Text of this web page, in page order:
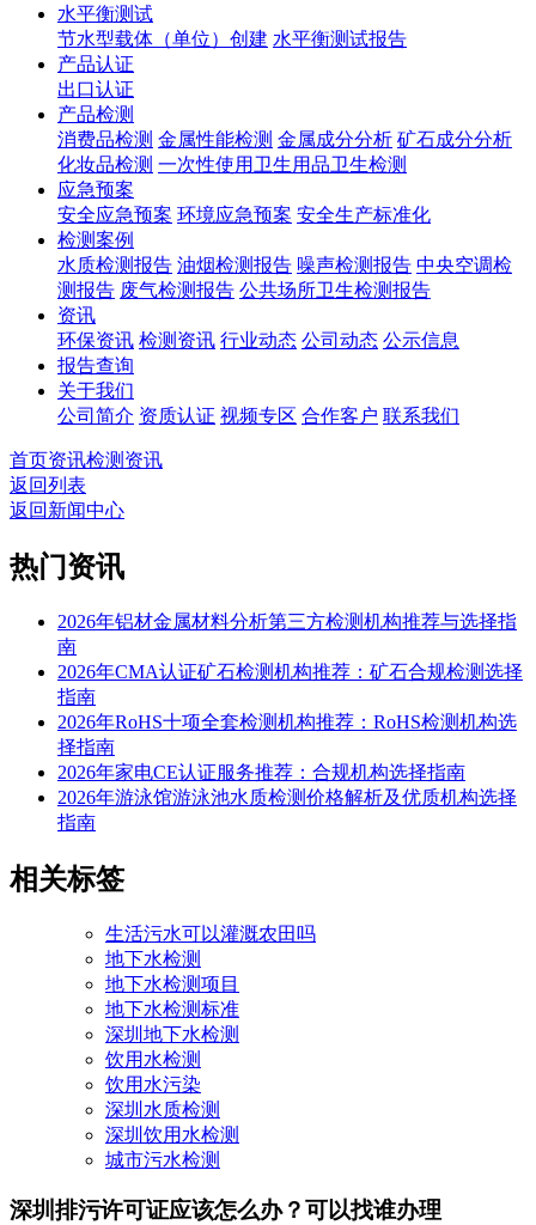
水平衡测试
节水型载体（单位）创建 水平衡测试报告
产品认证
出口认证
产品检测
消费品检测 金属性能检测 金属成分分析 矿石成分分析
化妆品检测 一次性使用卫生用品卫生检测
应急预案
安全应急预案 环境应急预案 安全生产标准化
检测案例
水质检测报告 油烟检测报告 噪声检测报告 中央空调检
测报告 废气检测报告 公共场所卫生检测报告
资讯
环保资讯 检测资讯 行业动态 公司动态 公示信息
报告查询
关于我们
公司简介 资质认证 视频专区 合作客户 联系我们
首页资讯检测资讯
返回列表
返回新闻中心
热门资讯
2026年铝材金属材料分析第三方检测机构推荐与选择指
南
2026年CMA认证矿石检测机构推荐：矿石合规检测选择
指南
2026年RoHS十项全套检测机构推荐：RoHS检测机构选
择指南
2026年家电CE认证服务推荐：合规机构选择指南
2026年游泳馆游泳池水质检测价格解析及优质机构选择
指南
相关标签
生活污水可以灌溉农田吗
地下水检测
地下水检测项目
地下水检测标准
深圳地下水检测
饮用水检测
饮用水污染
深圳水质检测
深圳饮用水检测
城市污水检测
深圳排污许可证应该怎么办？可以找谁办理